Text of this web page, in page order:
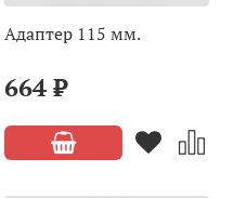
Адаптер 115 мм.
664 ₽